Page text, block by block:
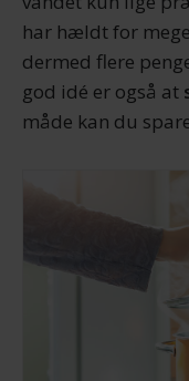
har hældt for
dermed flere
god idé er også at
måde kan du